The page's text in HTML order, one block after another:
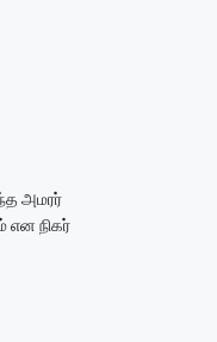
அமரர்
என நிகர்